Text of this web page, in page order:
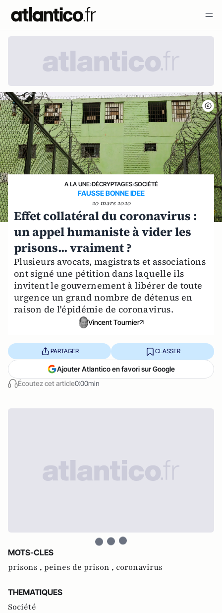
A LA UNE›DÉCRYPTAGES›SOCIÉTÉ
FAUSSE BONNE IDEE
20 mars 2020
Effet collatéral du coronavirus :
un appel humaniste à vider les
prisons... vraiment ?
Plusieurs avocats, magistrats et associations
ont signé une pétition dans laquelle ils
invitent le gouvernement à libérer de toute
urgence un grand nombre de détenus en
raison de l'épidémie de coronavirus.
Vincent Tournier
Écoutez cet article0:00min
PARTAGER CLASSER
Ajouter Atlantico en favori sur Google
MOTS-CLES
prisons , peines de prison , coronavirus
THEMATIQUES
Société